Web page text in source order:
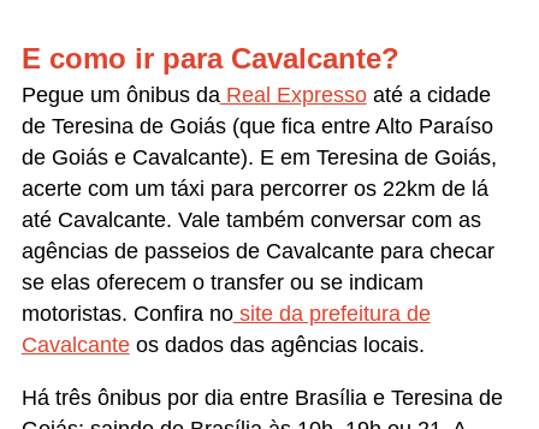
E como ir para Cavalcante?
Pegue um ônibus daReal Expressoaté a cidade
de Teresina de Goiás (que fica entre Alto Paraíso
de Goiás e Cavalcante). E em Teresina de Goiás,
acerte com um táxi para percorrer os 22km de lá
até Cavalcante. Vale também conversar com as
agências de passeios de Cavalcante para checar
se elas oferecem o transfer ou se indicam
motoristas. Confira nosite da prefeitura de
Cavalcanteos dados das agências locais.
Há três ônibus por dia entre Brasília e Teresina de